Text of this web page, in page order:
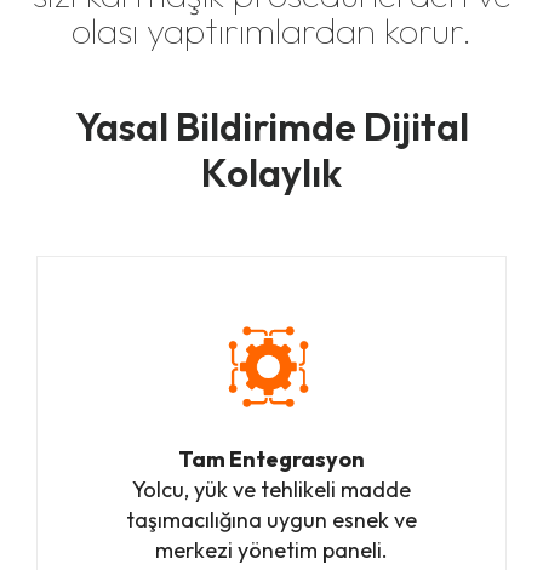
olası yaptırımlardan korur.
Yasal Bildirimde Dijital
Kolaylık
Tam Entegrasyon
Yolcu, yük ve tehlikeli madde
taşımacılığına uygun esnek ve
merkezi yönetim paneli.